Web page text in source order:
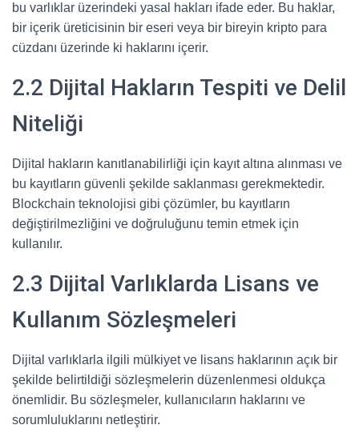
bu varlıklar üzerindeki yasal hakları ifade eder. Bu haklar,
bir içerik üreticisinin bir eseri veya bir bireyin kripto para
cüzdanı üzerinde ki haklarını içerir.
2.2 Dijital Hakların Tespiti ve Delil
Niteliği
Dijital hakların kanıtlanabilirliği için kayıt altına alınması ve
bu kayıtların güvenli şekilde saklanması gerekmektedir.
Blockchain teknolojisi gibi çözümler, bu kayıtların
değiştirilmezliğini ve doğruluğunu temin etmek için
kullanılır.
2.3 Dijital Varlıklarda Lisans ve
Kullanım Sözleşmeleri
Dijital varlıklarla ilgili mülkiyet ve lisans haklarının açık bir
şekilde belirtildiği sözleşmelerin düzenlenmesi oldukça
önemlidir. Bu sözleşmeler, kullanıcıların haklarını ve
sorumluluklarını netleştirir.